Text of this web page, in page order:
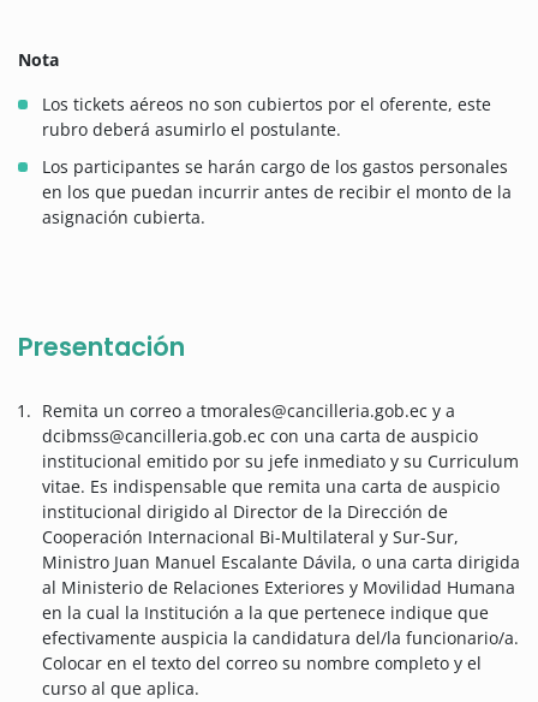
Nota
Los tickets aéreos no son cubiertos por el oferente, este
rubro deberá asumirlo el postulante.
Los participantes se harán cargo de los gastos personales
en los que puedan incurrir antes de recibir el monto de la
asignación cubierta.
Presentación
Remita un correo a tmorales@cancilleria.gob.ec y a
dcibmss@cancilleria.gob.ec con una carta de auspicio
institucional emitido por su jefe inmediato y su Curriculum
vitae. Es indispensable que remita una carta de auspicio
institucional dirigido al Director de la Dirección de
Cooperación Internacional Bi-Multilateral y Sur-Sur,
Ministro Juan Manuel Escalante Dávila, o una carta dirigida
al Ministerio de Relaciones Exteriores y Movilidad Humana
en la cual la Institución a la que pertenece indique que
efectivamente auspicia la candidatura del/la funcionario/a.
Colocar en el texto del correo su nombre completo y el
curso al que aplica.